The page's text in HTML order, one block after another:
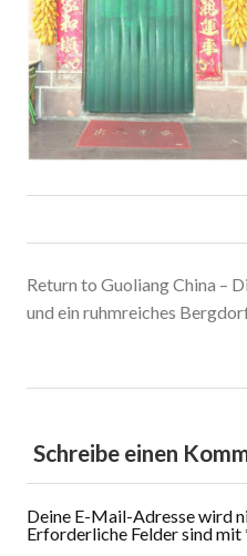
Return to Guoliang China –
und ein ruhmreiches
Schreibe einen
Deine E-Mail-Adresse wird
Erforderliche Felder sind mit